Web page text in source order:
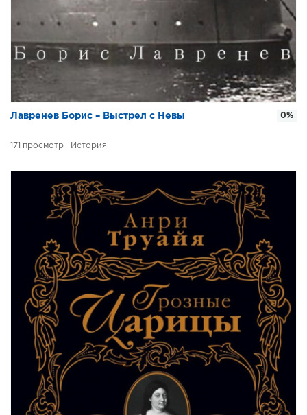
Лавренев Борис – Выстрел с Невы
171 История
0%